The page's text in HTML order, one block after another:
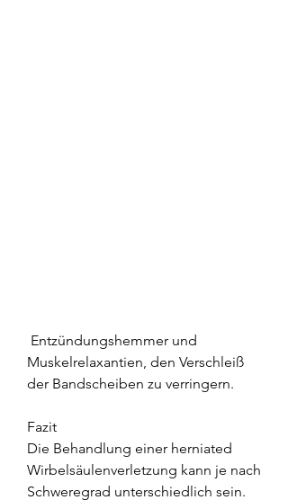
Muskelrelaxantien, den Verschleiß
der Bandscheiben zu verringern.
Fazit
Die Behandlung einer herniated
Wirbelsäulenverletzung kann je nach
Schweregrad unterschiedlich sein.